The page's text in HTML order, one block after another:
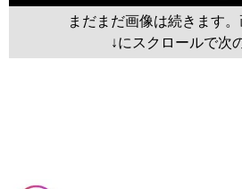
まだまだ画像は続きます。
↓にスクロールで次